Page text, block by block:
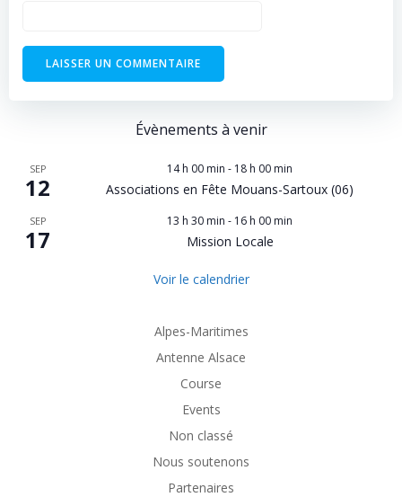
Évènements à venir
SEP
12
14 h 00 min - 18 h 00 min
Associations en Fête Mouans-Sartoux (06)
SEP
17
13 h 30 min - 16 h 00 min
Mission Locale
Voir le calendrier
Alpes-Maritimes
Antenne Alsace
Course
Events
Non classé
Nous soutenons
Partenaires